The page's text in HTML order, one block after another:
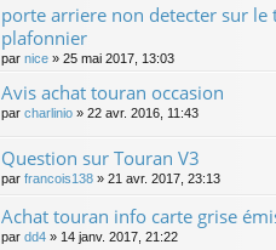
porte arriere non detecter sur
plafonnier
par nice » 25 mai 2017, 13:03
Avis achat touran occasion
par charlinio » 22 avr. 2016, 11:43
Question sur Touran V3
par francois138 » 21 avr. 2017, 23:13
Achat touran info carte grise
par dd4 » 14 janv. 2017, 21:22